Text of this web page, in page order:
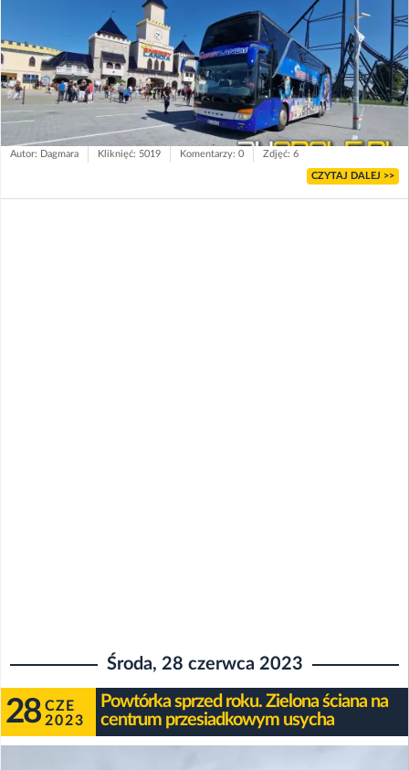
Autor: Dagmara Kliknięć: 5019 Komentarzy: 0 Zdjęć: 6
CZYTAJ DALEJ >>
Środa, 28 czerwca 2023
28 CZE
2023
Powtórka sprzed roku. Zielona ściana na
centrum przesiadkowym usycha